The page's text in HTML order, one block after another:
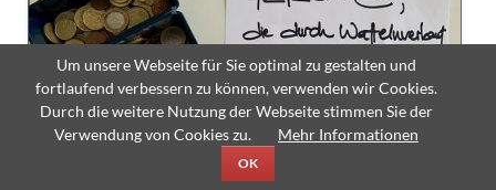
Um unsere Webseite für Sie optimal zu gestalten und
fortlaufend verbessern zu können, verwenden wir Cookies.
Durch die weitere Nutzung der Webseite stimmen Sie der
Verwendung von Cookies zu.
Mehr Informationen
OK